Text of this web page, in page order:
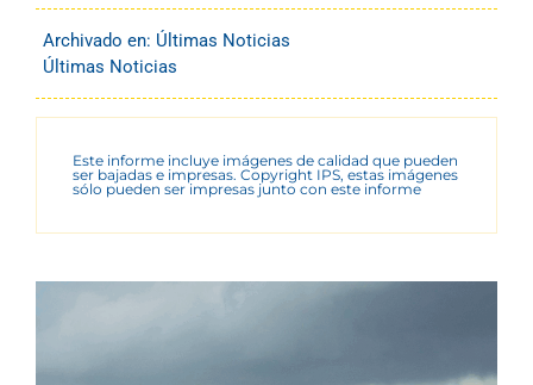
Archivado en: Últimas Noticias
Últimas Noticias
Este informe incluye imágenes de calidad que pueden
ser bajadas e impresas. Copyright IPS, estas imágenes
sólo pueden ser impresas junto con este informe